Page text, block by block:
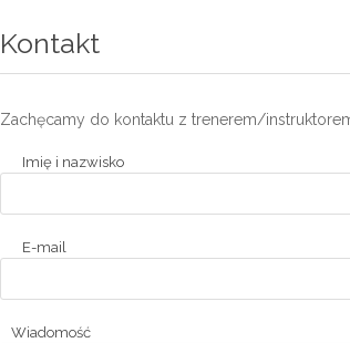
Kontakt
Zachęcamy do kontaktu z trenerem/
Imię i nazwisko
E-mail
Wiadomość